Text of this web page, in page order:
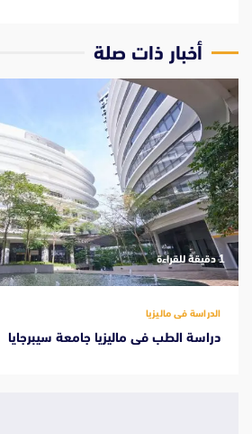
‫أخبار ذات صلة
‫1 دقيقة للقراءة
الدراسة فى ماليزيا
دراسة الطب فى ماليزيا جامعة سيبرجايا